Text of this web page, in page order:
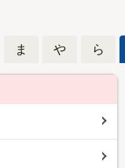
ま や ら